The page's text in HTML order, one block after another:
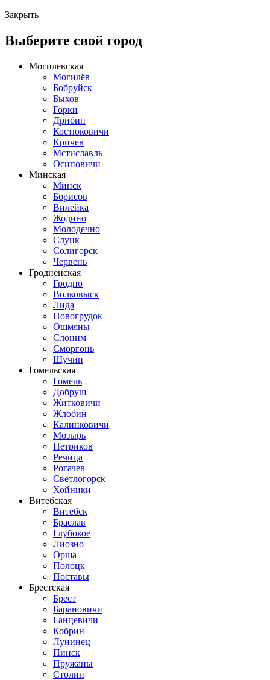
Закрыть
Выберите свой город
Могилевская
Могилёв
Бобруйск
Быхов
Горки
Дрибин
Костюковичи
Кричев
Мстиславль
Осиповичи
Минская
Минск
Борисов
Вилейка
Жодино
Молодечно
Слуцк
Солигорск
Червень
Гродненская
Гродно
Волковыск
Лида
Новогрудок
Ошмяны
Слоним
Сморгонь
Щучин
Гомельская
Гомель
Добруш
Житковичи
Жлобин
Калинковичи
Мозырь
Петриков
Речица
Рогачев
Светлогорск
Хойники
Витебская
Витебск
Браслав
Глубокое
Лиозно
Орша
Полоцк
Поставы
Брестская
Брест
Барановичи
Ганцевичи
Кобрин
Лунинец
Пинск
Пружаны
Столин